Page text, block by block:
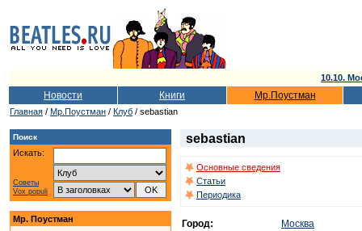
10.10.
Новости Книги Мр.Поустман
Главная / Мр.Поустман / Клуб / sebastian
Поиск
Искать:
Советы
Vox populi
Мр. Поустман
sebastian
Основные сведения
Статьи
Периодика
Город:
Москва